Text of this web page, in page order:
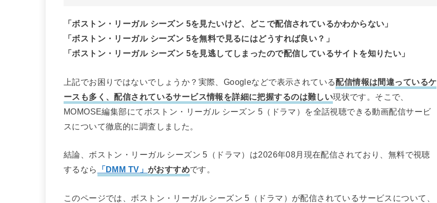
「ボストン・リーガル シーズン 5を見たいけど、どこで配信されているかわからない」
「ボストン・リーガル シーズン 5を無料で見るにはどうすれば良い？」
「ボストン・リーガル シーズン 5を見逃してしまったので配信しているサイトを知りたい」
上記でお困りではないでしょうか？実際、Googleなどで表示されている配信情報は間違っているケ
ースも多く、配信されているサービス情報を詳細に把握するのは難しい現状です。そこで、
MOMOSE編集部にてボストン・リーガル シーズン 5（ドラマ）を全話視聴できる動画配信サービ
スについて徹底的に調査しました。
結論、ボストン・リーガル シーズン 5（ドラマ）は2026年08月現在配信されており、無料で視聴
するなら
「DMM TV」 がおすすめです。
このページでは、ボストン・リーガル シーズン 5（ドラマ）が配信されているサービスについて、